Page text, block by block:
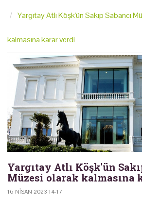
Yargıtay Atlı Köşk'ün Sakıp Sabancı
kalmasına karar verdi
Yargıtay Atlı Köşk'ün
Müzesi olarak kalmasına
16 NISAN 2023 14:17